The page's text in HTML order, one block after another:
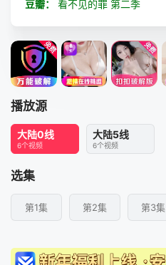
豆瓣：
看不见的罪 第二季
播放源
大陆0线
6个视频
大陆5线
6个视频
选集
第1集 第2集 第3集